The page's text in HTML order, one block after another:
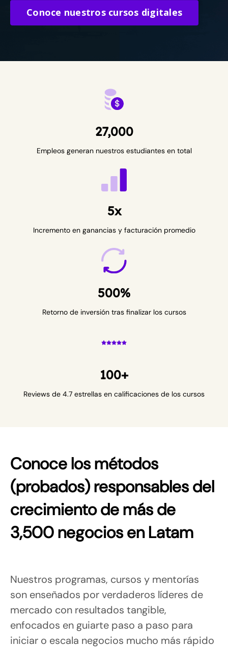
Conoce nuestros cursos digitales
27,000
Empleos generan nuestros estudiantes en total
5x
Incremento en ganancias y facturación promedio
500%
Retorno de inversión tras finalizar los cursos
100+
Reviews de 4.7 estrellas en calificaciones de los cursos
Conoce los métodos
(probados) responsables del
crecimiento de más de
3,500 negocios en Latam
Nuestros programas, cursos y mentorías
son enseñados por verdaderos líderes de
mercado con resultados tangible,
enfocados en guiarte paso a paso para
iniciar o escala negocios mucho más rápido